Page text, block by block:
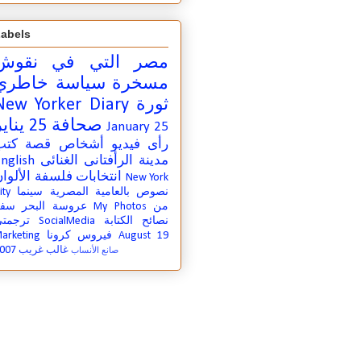
مصر التي في
سياسة مسخرة
Yorker Diary ثورة
25 يناير صحافة January 25
قصة أشخاص فيديو
رأى
الرأفتانى الغنائى
مدينة
فلسفة انتخابات
New York
سينما
نصوص بالعامية المصرية
عروسة البحر My Photos
من
SocialMedia
نصائح الكتابة
فيروس كرونا August 19
غالب غريب صانع الأنساب